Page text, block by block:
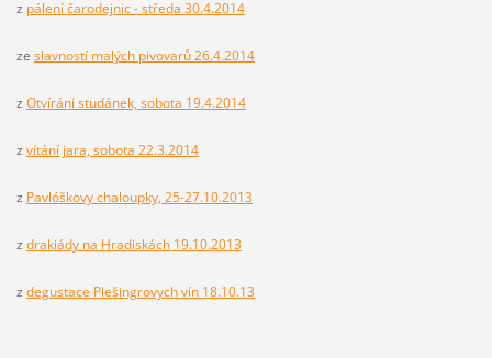
z pálení čarodejnic - středa 30.4.2014
ze slavností malých pivovarů 26.4.2014
z Otvírání studánek, sobota 19.4.2014
z vítání jara, sobota 22.3.2014
z Pavlóškovy chaloupky, 25-27.10.2013
z drakiády na Hradiskách 19.10.2013
z degustace Plešingrovych vín 18.10.13